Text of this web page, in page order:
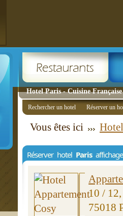
Hotel Paris - Cuisine Française
Rechercher un hotel Réserver un
Vous êtes ici
Réserver hotel Paris
10 /
75018